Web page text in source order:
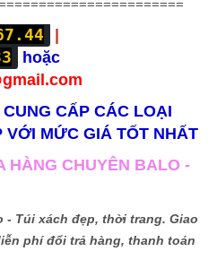
|
hoặc
CẤP CÁC LOẠI
MỨC GIÁ TỐT NHẤT
HÀNG CHUYÊN BALO -
- Túi xách đẹp, thời trang. Giao
phí đổi trả hàng, thanh toán